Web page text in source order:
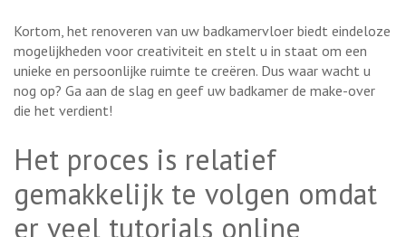
Kortom, het renoveren van uw badkamervloer biedt eindeloze
mogelijkheden voor creativiteit en stelt u in staat om een
unieke en persoonlijke ruimte te creëren. Dus waar wacht u
nog op? Ga aan de slag en geef uw badkamer de make-over
die het verdient!
Het proces is relatief
gemakkelijk te volgen omdat
er veel tutorials online